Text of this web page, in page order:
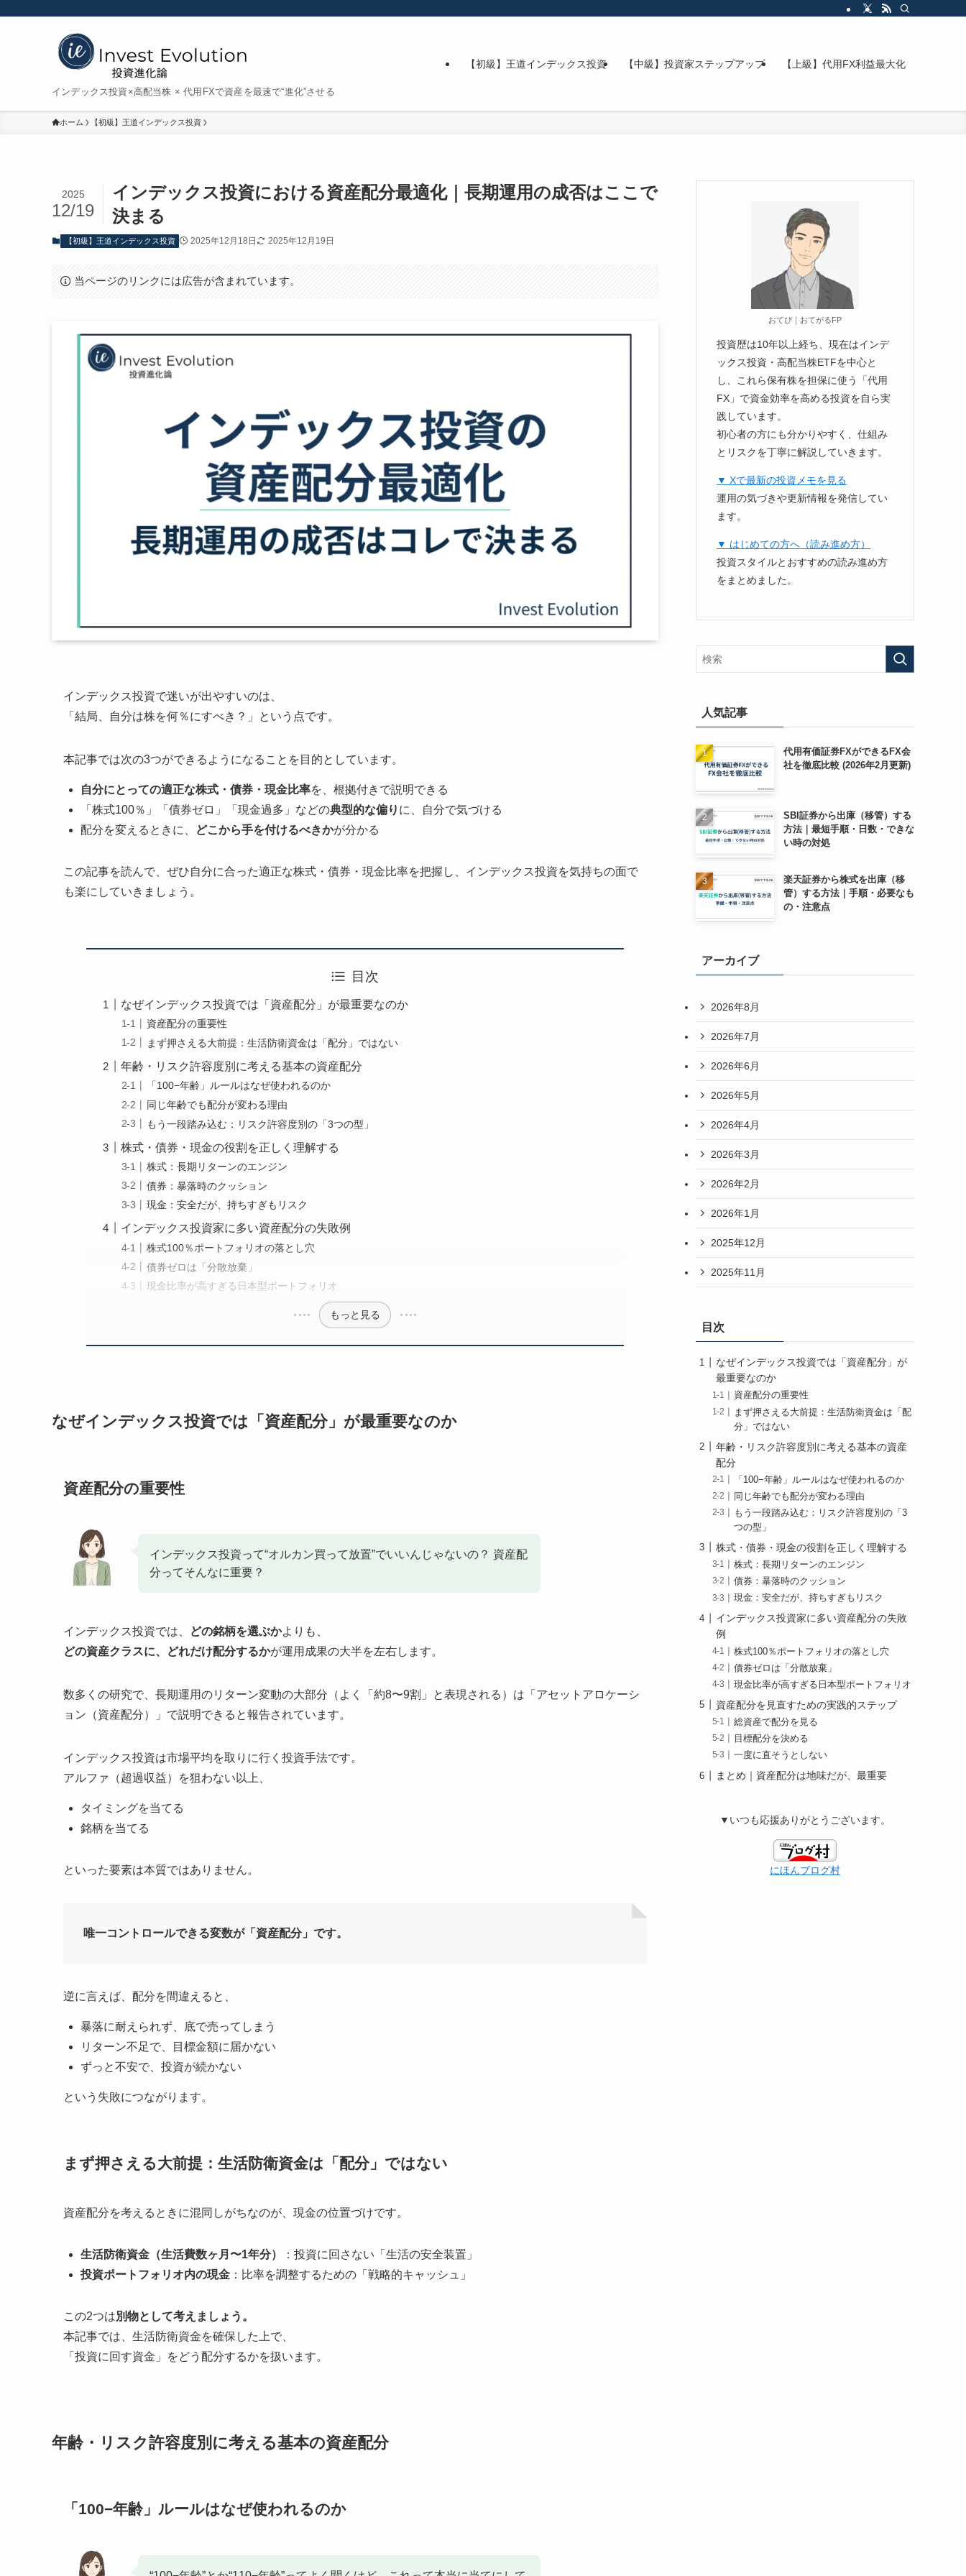
インデックス投資×高配当株 × 代用FXで資産を最速で“進化”させる
【初級】王道インデックス投資 【中級】投資家ステップアップ 【上級】代用FX利益最大化
ホーム 【初級】王道インデックス投資
インデックス投資における資産配分最適化｜長期運用の成否はここで
決まる
2025
12/19
【初級】王道インデックス投資 2025年12月18日 2025年12月19日
当ページのリンクには広告が含まれています。
インデックス投資で迷いが出やすいのは、
「結局、自分は株を何％にすべき？」という点です。
本記事では次の3つができるようになることを目的としています。
自分にとっての適正な株式・債券・現金比率を、根拠付きで説明できる
「株式100％」「債券ゼロ」「現金過多」などの典型的な偏り に、自分で気づける
配分を変えるときに、
どこから手を付けるべきかが分かる
この記事を読んで、ぜひ自分に合った適正な株式・債券・現金比率を把握し、インデックス投資を気持ちの面で
も楽にしていきましょう。
目次
なぜインデックス投資では「資産配分」が最重要なのか
資産配分の重要性
まず押さえる大前提：生活防衛資金は「配分」ではない
年齢・リスク許容度別に考える基本の資産配分
「100−年齢」ルールはなぜ使われるのか
同じ年齢でも配分が変わる理由
もう一段踏み込む：リスク許容度別の「3つの型」
株式・債券・現金の役割を正しく理解する
株式：長期リターンのエンジン
債券：暴落時のクッション
現金：安全だが、持ちすぎもリスク
インデックス投資家に多い資産配分の失敗例
株式100％ポートフォリオの落とし穴
債券ゼロは「分散放棄」
現金比率が高すぎる日本型ポートフォリオ
もっと見る
なぜインデックス投資では「資産配分」が最重要なのか
資産配分の重要性
インデックス投資って“オルカン買って放置”でいいんじゃないの？ 資産配
分ってそんなに重要？
インデックス投資では、 どの銘柄を選ぶかよりも、
どの資産クラスに、どれだけ配分するかが運用成果の大半を左右します。
数多くの研究で、長期運用のリターン変動の大部分（よく「約8〜9割」と表現される）は「アセットアロケーシ
ョン（資産配分）」で説明できると報告されています。
インデックス投資は市場平均を取りに行く投資手法です。
アルファ（超過収益）を狙わない以上、
タイミングを当てる
銘柄を当てる
といった要素は本質ではありません。
唯一コントロールできる変数が「資産配分」です。
逆に言えば、配分を間違えると、
暴落に耐えられず、底で売ってしまう
リターン不足で、目標金額に届かない
ずっと不安で、投資が続かない
という失敗につながります。
まず押さえる大前提：生活防衛資金は「配分」ではない
資産配分を考えるときに混同しがちなのが、現金の位置づけです。
生活防衛資金（生活費数ヶ月〜1年分）
：投資に回さない「生活の安全装置」
投資ポートフォリオ内の現金 ：比率を調整するための「戦略的キャッシュ」
この2つは別物として考えましょう。
本記事では、生活防衛資金を確保した上で、
「投資に回す資金」をどう配分するかを扱います。
年齢・リスク許容度別に考える基本の資産配分
「100−年齢」ルールはなぜ使われるのか
おてぴ｜おてがるFP
投資歴は10年以上経ち、現在はインデ
ックス投資・高配当株ETFを中心と
し、これら保有株を担保に使う「代用
FX」で資金効率を高める投資を自ら実
践しています。
初心者の方にも分かりやすく、仕組み
とリスクを丁寧に解説していきます。
▼ Xで最新の投資メモを見る
運用の気づきや更新情報を発信してい
ます。
▼ はじめての方へ（読み進め方）
投資スタイルとおすすめの読み進め方
をまとめました。
人気記事
代用有価証券FXができるFX会
社を徹底比較 (2026年2月更新)
SBI証券から出庫（移管）する
方法｜最短手順・日数・できな
い時の対処
楽天証券から株式を出庫（移
管）する方法｜手順・必要なも
の・注意点
アーカイブ
2026年8月
2026年7月
2026年6月
2026年5月
2026年4月
2026年3月
2026年2月
2026年1月
2025年12月
2025年11月
目次
なぜインデックス投資では「資産配分」が
最重要なのか
資産配分の重要性
まず押さえる大前提：生活防衛資金は「配
分」ではない
年齢・リスク許容度別に考える基本の資産
配分
「100−年齢」ルールはなぜ使われるのか
同じ年齢でも配分が変わる理由
もう一段踏み込む：リスク許容度別の「3
つの型」
株式・債券・現金の役割を正しく理解する
株式：長期リターンのエンジン
債券：暴落時のクッション
現金：安全だが、持ちすぎもリスク
インデックス投資家に多い資産配分の失敗
例
株式100％ポートフォリオの落とし穴
債券ゼロは「分散放棄」
現金比率が高すぎる日本型ポートフォリオ
資産配分を見直すための実践的ステップ
総資産で配分を見る
目標配分を決める
一度に直そうとしない
まとめ｜資産配分は地味だが、最重要
▼いつも応援ありがとうございます。
にほんブログ村